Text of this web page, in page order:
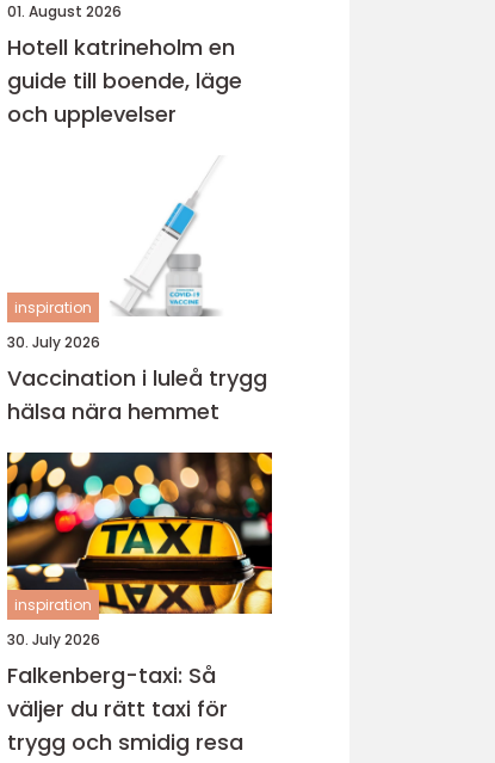
01. August 2026
Hotell katrineholm en
guide till boende, läge
och upplevelser
inspiration
30. July 2026
Vaccination i luleå trygg
hälsa nära hemmet
inspiration
30. July 2026
Falkenberg-taxi: Så
väljer du rätt taxi för
trygg och smidig resa